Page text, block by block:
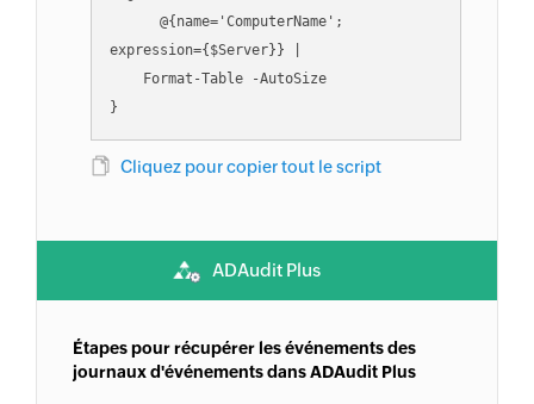
      @{name='ComputerName';
expression={$Server}} |
Cliquez pour copier tout le script
ADAudit Plus
Étapes pour récupérer les événements des
journaux d'événements dans ADAudit Plus